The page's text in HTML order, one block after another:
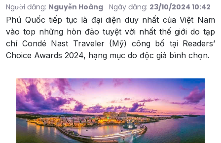
Người đăng: Nguyễn Hoàng Ngày đăng: 23/10/2024 10:42
Phú Quốc tiếp tục là đại diện duy nhất của Việt Nam
vào top những hòn đảo tuyệt vời nhất thế giới do tạp
chí Condé Nast Traveler (Mỹ) công bố tại Readers’
Choice Awards 2024, hạng mục do độc giả bình chọn.